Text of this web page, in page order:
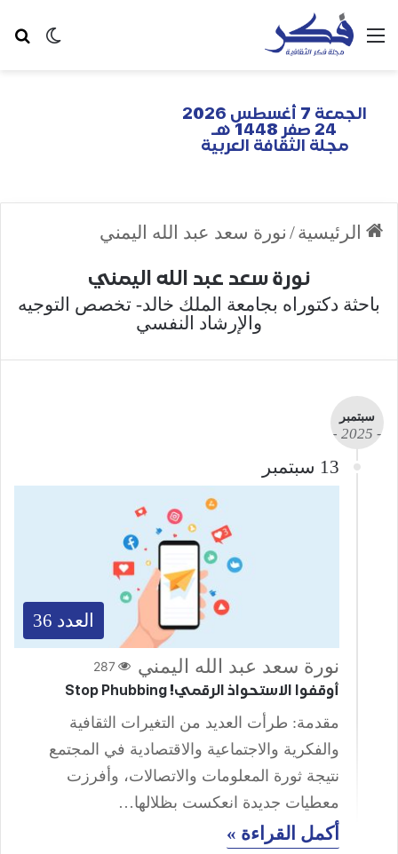
الجمعة 7 أغسطس 2026
24 صفر 1448 هـ
مجلة الثقافة العربية
الرئيسية/ نورة سعد عبد الله اليمني
نورة سعد عبد الله اليمني
باحثة دكتوراه بجامعة الملك خالد- تخصص التوجيه
والإرشاد النفسي
سبتمبر
- 2025 -
13 سبتمبر
العدد 36
نورة سعد عبد الله اليمني 287
أوقفوا الاستحواذ الرقمي! Stop Phubbing
مقدمة: طرأت العديد من التغيرات الثقافية
والفكرية والاجتماعية والاقتصادية في المجتمع
نتيجة ثورة المعلومات والاتصالات، وأفرزت
معطيات جديدة انعكست بظلالها…
أكمل القراءة »